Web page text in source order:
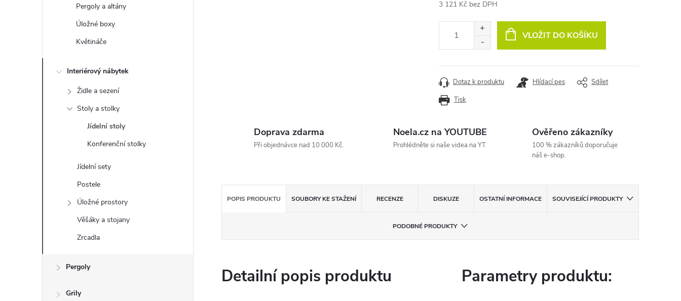
n
Pergoly a altány
Úložné boxy
Květináče
Interiérový nábytek
Židle a sezení
Stoly a stolky
Jídelní stoly
Konferenční stolky
Jídelní sety
Postele
Úložné prostory
Věšáky a stojany
Zrcadla
Pergoly
Grily
3 121 Kč bez DPH
VLOŽIT DO KOŠÍKU
Tisk
Dotaz k produktu Hlídací pes Sdílet
Doprava zdarma
Při objednávce nad 10 000 Kč.
Noela.cz na YOUTUBE
Prohlédněte si naše videa na YT
Ověřeno zákazníky
100 % zákazníků doporučuje
náš e-shop.
POPIS PRODUKTU SOUBORY KE STAŽENÍ RECENZE DISKUZE OSTATNÍ INFORMACE SOUVISEJÍCÍ PRODUKTY
PODOBNÉ PRODUKTY
Detailní popis produktu Parametry produktu: